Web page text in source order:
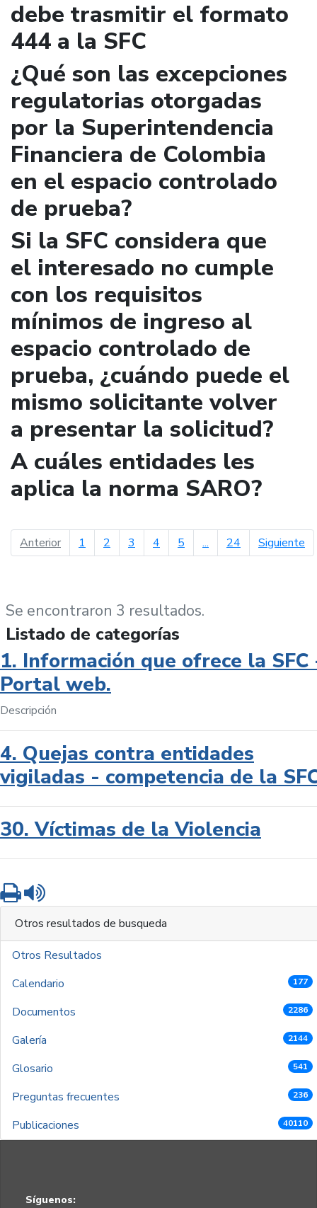
debe trasmitir el formato
444 a la SFC
¿Qué son las excepciones
regulatorias otorgadas
por la Superintendencia
Financiera de Colombia
en el espacio controlado
de prueba?
Si la SFC considera que
el interesado no cumple
con los requisitos
mínimos de ingreso al
espacio controlado de
prueba, ¿cuándo puede el
mismo solicitante volver
a presentar la solicitud?
A cuáles entidades les
aplica la norma SARO?
Anteriorpágina anterior
1 2 3 4 5 ... 24 Siguiente
Se encontraron 3 resultados.
Listado de categorías
1. Información que ofrece la SFC
Portal web.
Descripción
4. Quejas contra entidades
vigiladas - competencia de la
30. Víctimas de la Violencia
Imprimir
Otros resultados de busqueda
Otros Resultados
Calendario
177
Documentos 2286
Galería 2144
Glosario 541
Preguntas frecuentes 236
Publicaciones 40110
Síguenos: